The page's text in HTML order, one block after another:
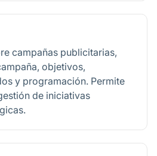
campañas publicitarias,
objetivos,
y programación. Permite
de iniciativas